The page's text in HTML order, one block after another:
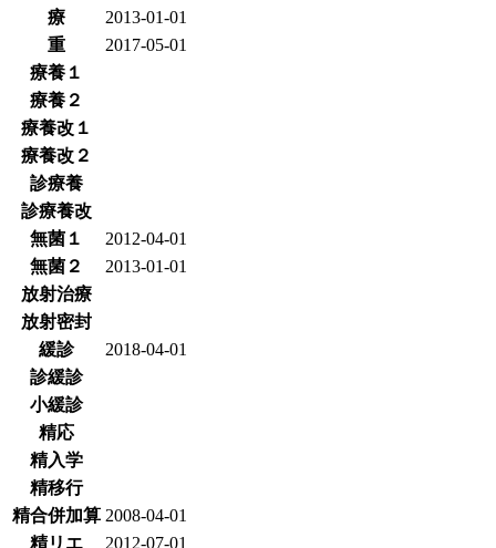
療
2013-01-01
重
2017-05-01
療養１
療養２
療養改１
療養改２
診療養
診療養改
無菌１
2012-04-01
無菌２
2013-01-01
放射治療
放射密封
緩診
2018-04-01
診緩診
小緩診
精応
精入学
精移行
精合併加算 2008-04-01
精リエ
2012-07-01